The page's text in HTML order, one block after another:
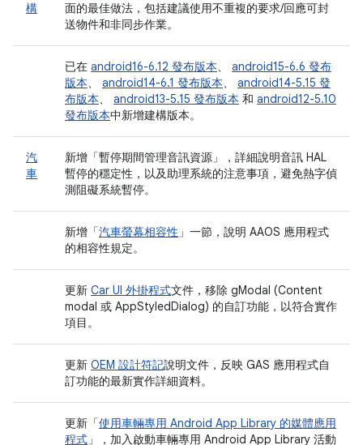
構
面的最佳做法，包括建議使用不重複的要求/回應可封
送物件和非同步作業。
已在 android16-6.12 發布版本、 android15-6.6 發布
版本、 android14-6.1 發布版本、 android14-5.15 發
布版本、 android13-5.15 發布版本 和 android12-5.10
發布版本中新增建構版本。
汽
車
新增「暫停期間管理音訊資源」
，詳細說明音訊 HAL
暫停的穩定性，以及助理系統的注意事項，避免熱字偵
測阻礙系統暫停。
新增「汽車螢幕相容性 」一節，說明 AAOS 應用程式
的相容性規定。
更新 Car UI 外掛程式文件，移除 gModal (Content
modal 或 AppStyledDialog) 的自訂功能，以符合實作
項目。
更新 OEM 設計符記說明文件，反映 GAS 應用程式自
訂功能的最新實作詳細資料。
更新「使用車輛專用 Android App Library 的媒體應用
程式 」，加入啟動車輛專用 Android App Library 活動